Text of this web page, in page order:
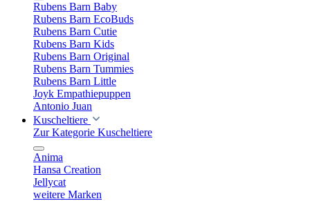
Rubens Barn Baby
Rubens Barn EcoBuds
Rubens Barn Cutie
Rubens Barn Kids
Rubens Barn Original
Rubens Barn Tummies
Rubens Barn Little
Joyk Empathiepuppen
Antonio Juan
Kuscheltiere
Zur Kategorie Kuscheltiere
Anima
Hansa Creation
Jellycat
weitere Marken